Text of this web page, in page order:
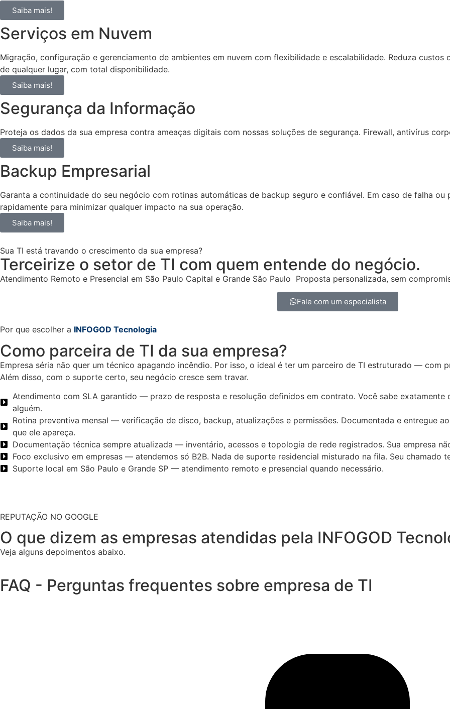
Saiba mais!
Serviços em Nuvem
Migração, configuração e gerenciamento de ambientes em nuvem com flexibilidade e escalabilidade. Reduza
de qualquer lugar, com total disponibilidade.
Saiba mais!
Segurança da Informação
Proteja os dados da sua empresa contra ameaças digitais com nossas soluções de segurança. Firewall, antivírus
Saiba mais!
Backup Empresarial
Garanta a continuidade do seu negócio com rotinas automáticas de backup seguro e confiável. Em caso de falha
rapidamente para minimizar qualquer impacto na sua operação.
Saiba mais!
Sua TI está travando o crescimento da sua empresa?
Terceirize o setor de TI com quem entende do negócio.
Atendimento Remoto e Presencial em São Paulo Capital e Grande São Paulo Proposta personalizada, sem
Fale com um especialista
Por que escolher a INFOGOD Tecnologia
Como parceira de TI da sua empresa?
Empresa séria não quer um técnico apagando incêndio. Por isso, o ideal é ter um parceiro de TI estruturado — com
Além disso, com o suporte certo, seu negócio cresce sem travar.
Atendimento com SLA garantido — prazo de resposta e resolução definidos em contrato. Você sabe
alguém.
Rotina preventiva mensal — verificação de disco, backup, atualizações e permissões. Documentada e entregue
que ele apareça.
Documentação técnica sempre atualizada — inventário, acessos e topologia de rede registrados. Sua empresa
Foco exclusivo em empresas — atendemos só B2B. Nada de suporte residencial misturado na fila. Seu chamado
Suporte local em São Paulo e Grande SP — atendimento remoto e presencial quando necessário.
REPUTAÇÃO NO GOOGLE
O que dizem as empresas atendidas pela INFOGOD
Veja alguns depoimentos abaixo.
FAQ - Perguntas frequentes sobre empresa de TI